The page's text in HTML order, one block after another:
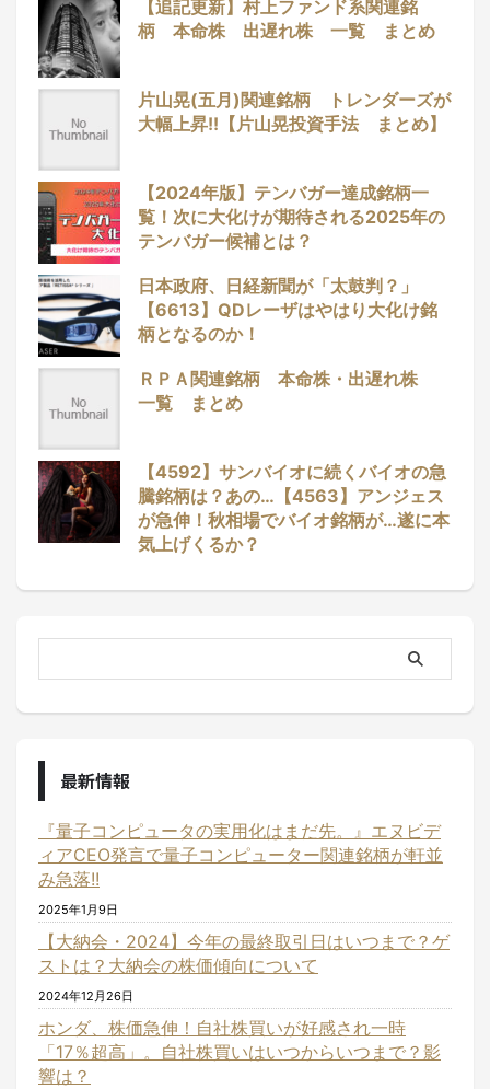
【追記更新】村上ファンド系関連銘
柄 本命株 出遅れ株 一覧 まとめ
片山晃(五月)関連銘柄 トレンダーズが
大幅上昇!!【片山晃投資手法 まとめ】
【2024年版】テンバガー達成銘柄一
覧！次に大化けが期待される2025年の
テンバガー候補とは？
日本政府、日経新聞が「太鼓判？」
【6613】QDレーザはやはり大化け銘
柄となるのか！
ＲＰＡ関連銘柄 本命株・出遅れ株
一覧 まとめ
【4592】サンバイオに続くバイオの急
騰銘柄は？あの…【4563】アンジェス
が急伸！秋相場でバイオ銘柄が…遂に本
気上げくるか？
最新情報
『量子コンピュータの実用化はまだ先。』エヌビデ
ィアCEO発言で量子コンピューター関連銘柄が軒並
み急落!!
2025年1月9日
【大納会・2024】今年の最終取引日はいつまで？ゲ
ストは？大納会の株価傾向について
2024年12月26日
ホンダ、株価急伸！自社株買いが好感され一時
「17％超高」。自社株買いはいつからいつまで？影
響は？